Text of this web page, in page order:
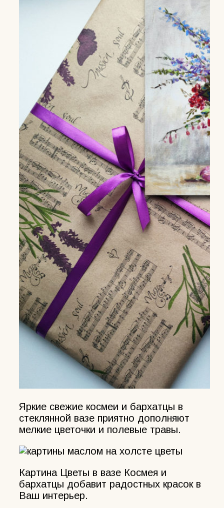
Яркие свежие космеи и бархатцы в
стеклянной вазе приятно дополняют
мелкие цветочки и полевые травы.
Картина Цветы в вазе Космея и
бархатцы добавит радостных красок в
Ваш интерьер.